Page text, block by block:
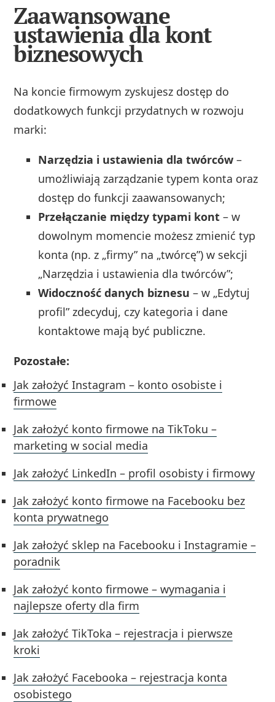
Zaawansowane
ustawienia dla kont
biznesowych
Na koncie firmowym zyskujesz dostęp do
dodatkowych funkcji przydatnych w rozwoju
marki:
Narzędzia i ustawienia dla twórców –
umożliwiają zarządzanie typem konta oraz
dostęp do funkcji zaawansowanych;
Przełączanie między typami kont – w
dowolnym momencie możesz zmienić typ
konta (np. z „firmy” na „twórcę”) w sekcji
„Narzędzia i ustawienia dla twórców”;
Widoczność danych biznesu – w „Edytuj
profil” zdecyduj, czy kategoria i dane
kontaktowe mają być publiczne.
Pozostałe:
Jak założyć Instagram – konto osobiste i
firmowe
Jak założyć konto firmowe na TikToku –
marketing w social media
Jak założyć LinkedIn – profil osobisty i firmowy
Jak założyć konto firmowe na Facebooku bez
konta prywatnego
Jak założyć sklep na Facebooku i Instagramie –
poradnik
Jak założyć konto firmowe – wymagania i
najlepsze oferty dla firm
Jak założyć TikToka – rejestracja i pierwsze
kroki
Jak założyć Facebooka – rejestracja konta
osobistego